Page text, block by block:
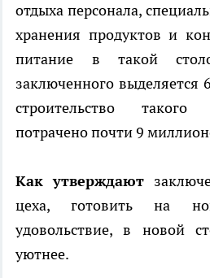
отдыха персонала,
хранения продуктов и
питание в такой
заключенного выделяется
строительство
потрачено почти 9
Как утверждают
цеха, готовить на
удовольствие, в новой
уютнее.